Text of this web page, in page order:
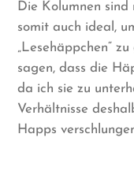
Die Kolumnen
somit auch ideal,
„Lesehäppchen“
sagen, dass die
da ich sie zu
Verhältnisse
Happs